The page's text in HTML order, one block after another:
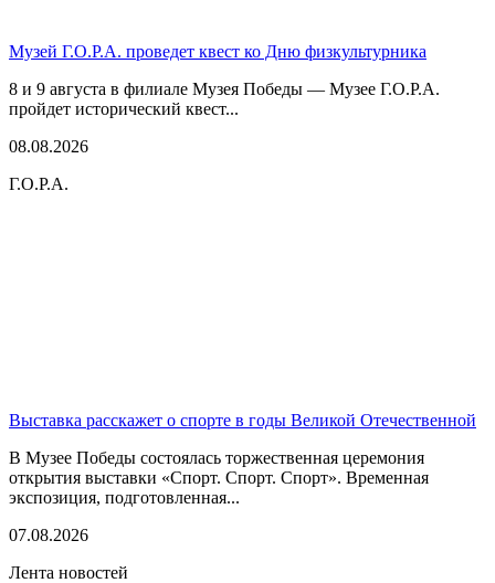
Музей Г.О.Р.А. проведет квест ко Дню физкультурника
8 и 9 августа в филиале Музея Победы — Музее Г.О.Р.А.
пройдет исторический квест...
08.08.2026
Г.О.Р.А.
Выставка расскажет о спорте в годы Великой Отечественной
В Музее Победы состоялась торжественная церемония
открытия выставки «Спорт. Спорт. Спорт». Временная
экспозиция, подготовленная...
07.08.2026
Лента новостей